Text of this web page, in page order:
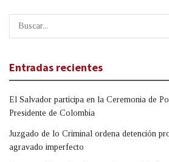
Entradas recientes
El Salvador participa en la Ceremonia de
Presidente de Colombia
Juzgado de lo Criminal ordena detención
agravado imperfecto